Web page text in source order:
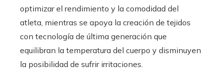
optimizar el rendimiento y la comodidad del
atleta, mientras se apoya la creación de tejidos
con tecnología de última generación que
equilibran la temperatura del cuerpo y disminuyen
la posibilidad de sufrir irritaciones.